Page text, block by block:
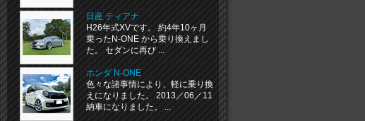
日産 ティアナ
H26年式XVです。 約4年10ヶ月
乗ったN-ONE から乗り換えまし
た。 セダンに再び ...
ホンダ N-ONE
色々な諸事情により、軽に乗り換
えになりました。 2013／06／11
納車になりました。 ...